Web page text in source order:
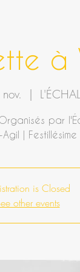
à
  |
par
is Closed
other events